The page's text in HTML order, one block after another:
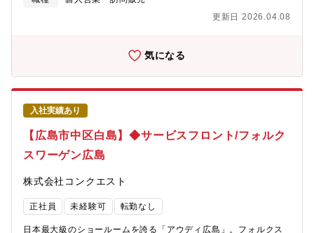
更新日 2026.04.08
気になる
入社実績あり
【広島市中区白島】◆サービスフロント/フォルク
スワーゲン広島
株式会社コンクエスト
正社員 未経験可 転勤なし
日本最大級のショールームを誇る「アウディ広島」。フォルクス